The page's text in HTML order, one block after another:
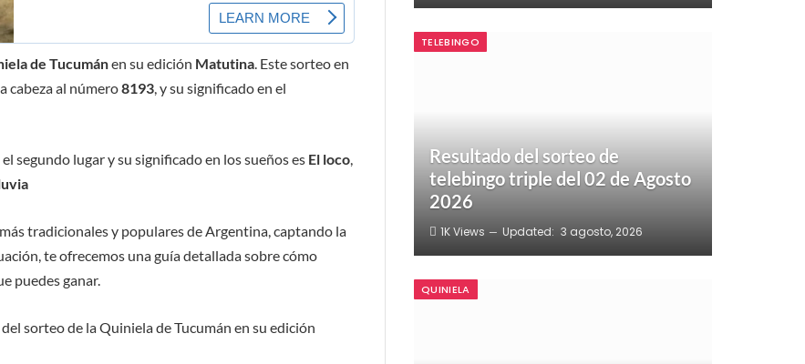
de Tucumánen su edición Matutina . Este sorteo en
cabeza al número8193 , y su significado en el
el segundo lugar y su significado en los sueños es El loco,
tradicionales y populares de Argentina, captando la
te ofrecemos una guía detallada sobre cómo
puedes ganar.
sorteo de la Quiniela de Tucumán en su edición
TELEBINGO
Resultado del sorteo de
telebingo triple del 02 de Agosto
2026
1KViews Updated: 3 agosto, 2026
QUINIELA